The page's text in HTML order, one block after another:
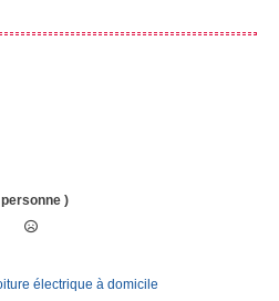
)
électrique à domicile